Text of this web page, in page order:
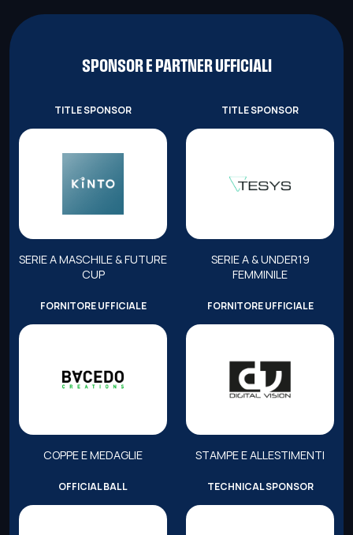
SPONSOR E PARTNER UFFICIALI
TITLE SPONSOR
SERIE A MASCHILE & FUTURE
CUP
TITLE SPONSOR
SERIE A & UNDER19
FEMMINILE
FORNITORE UFFICIALE
COPPE E MEDAGLIE
FORNITORE UFFICIALE
STAMPE E ALLESTIMENTI
OFFICIAL BALL TECHNICAL SPONSOR